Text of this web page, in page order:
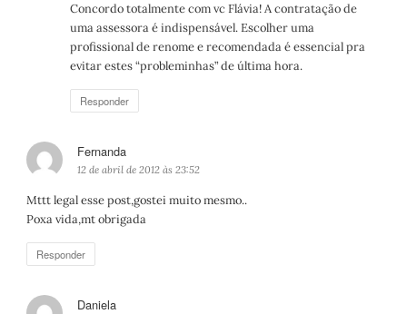
s
e
:
Concordo totalmente com vc Flávia! A contratação de
uma assessora é indispensável. Escolher uma
profissional de renome e recomendada é essencial pra
evitar estes “probleminhas” de última hora.
Responder
Fernanda
i
s
e
12 de abril de 2012 às 23:52
Mttt legal esse post,gostei muito mesmo..
Poxa vida,mt obrigada
Responder
Daniela